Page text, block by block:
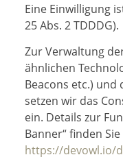
Eine Einwilligung
25 Abs. 2 TDDDG).
Zur Verwaltung
ähnlichen
Beacons etc.) und
setzen wir das
ein. Details zur
Banner“ finden
https://devowl.io/